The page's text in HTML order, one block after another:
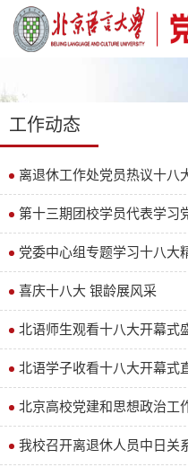
工作动态
离退休工作处党员热议十八
第十三期团校学员代表学习
党委中心组专题学习十八大
喜庆十八大 银龄展风采
北语师生观看十八大开幕式
北语学子收看十八大开幕式
我校召开离退休人员中日关